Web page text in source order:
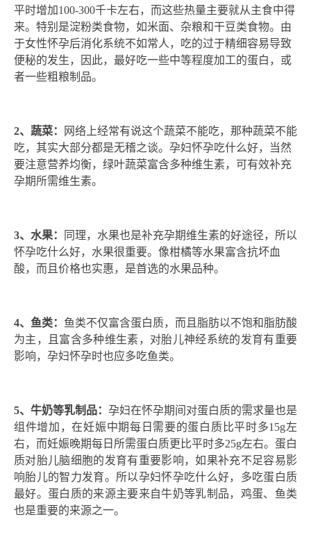
平时增加100-300千卡左右，而这些热量主要就从主食中得
来。特别是淀粉类食物，如米面、杂粮和干豆类食物。由
于女性怀孕后消化系统不如常人，吃的过于精细容易导致
便秘的发生，因此，最好吃一些中等程度加工的蛋白，或
者一些粗粮制品。
2、蔬菜：
网络上经常有说这个蔬菜不能吃，那种蔬菜不能
吃，其实大部分都是无稽之谈。孕妇怀孕吃什么好，当然
要注意营养均衡，绿叶蔬菜富含多种维生素，可有效补充
孕期所需维生素。
3、 水果：
同理，水果也是补充孕期维生素的好途径，所以
怀孕吃什么好，水果很重要。像柑橘等水果富含抗坏血
酸，而且价格也实惠，是首选的水果品种。
4、 鱼类： 鱼类不仅富含蛋白质，而且脂肪以不饱和脂肪酸
为主，且富含多种维生素，对胎儿神经系统的发育有重要
影响，孕妇怀孕时也应多吃鱼类。
5、牛奶等乳制品： 孕妇在怀孕期间对蛋白质的需求量也是
组件增加，在妊娠中期每日需要的蛋白质比平时多15g左
右，而妊娠晚期每日所需蛋白质更比平时多25g左右。蛋白
质对胎儿脑细胞的发育有重要影响，如果补充不足容易影
响胎儿的智力发育。所以孕妇怀孕吃什么好，多吃蛋白质
最好。蛋白质的来源主要来自牛奶等乳制品，鸡蛋、鱼类
也是重要的来源之一。